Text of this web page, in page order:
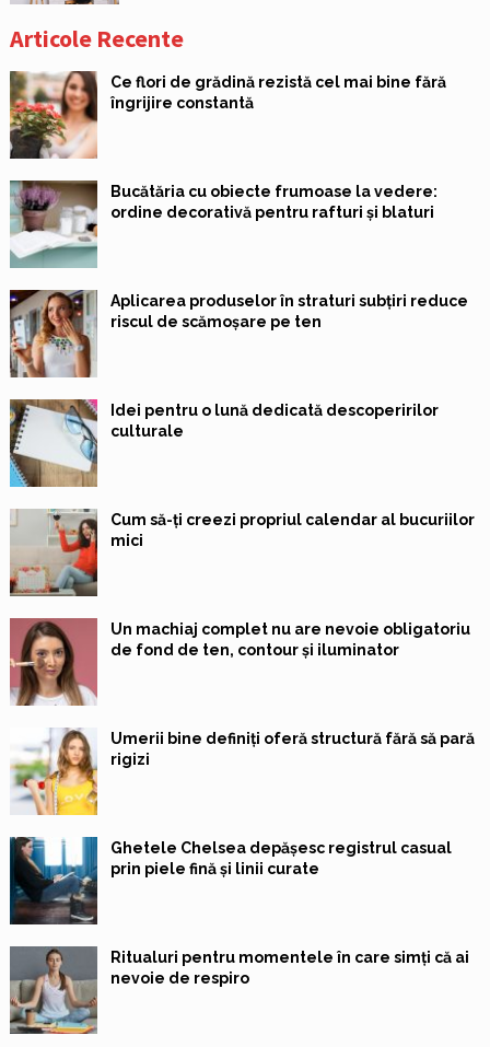
Articole Recente
Ce flori de grădină rezistă cel mai bine fără
îngrijire constantă
Bucătăria cu obiecte frumoase la vedere:
ordine decorativă pentru rafturi și blaturi
Aplicarea produselor în straturi subțiri reduce
riscul de scămoșare pe ten
Idei pentru o lună dedicată descoperirilor
culturale
Cum să-ți creezi propriul calendar al bucuriilor
mici
Un machiaj complet nu are nevoie obligatoriu
de fond de ten, contour și iluminator
Umerii bine definiți oferă structură fără să pară
rigizi
Ghetele Chelsea depășesc registrul casual
prin piele fină și linii curate
Ritualuri pentru momentele în care simți că ai
nevoie de respiro